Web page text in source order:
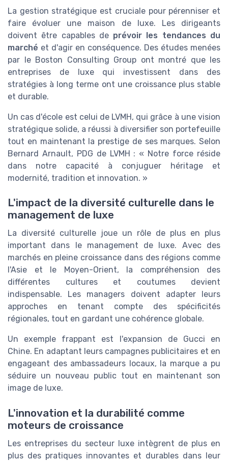
La gestion stratégique est cruciale pour pérenniser et
faire évoluer une maison de luxe. Les dirigeants
doivent être capables de prévoir les tendances du
marché et d'agir en conséquence. Des études menées
par le Boston Consulting Group ont montré que les
entreprises de luxe qui investissent dans des
stratégies à long terme ont une croissance plus stable
et durable.
Un cas d'école est celui de LVMH, qui grâce à une vision
stratégique solide, a réussi à diversifier son portefeuille
tout en maintenant la prestige de ses marques. Selon
Bernard Arnault, PDG de LVMH : « Notre force réside
dans notre capacité à conjuguer héritage et
modernité, tradition et innovation. »
L'impact de la diversité culturelle dans le
management de luxe
La diversité culturelle joue un rôle de plus en plus
important dans le management de luxe. Avec des
marchés en pleine croissance dans des régions comme
l'Asie et le Moyen-Orient, la compréhension des
différentes cultures et coutumes devient
indispensable. Les managers doivent adapter leurs
approches en tenant compte des spécificités
régionales, tout en gardant une cohérence globale.
Un exemple frappant est l'expansion de Gucci en
Chine. En adaptant leurs campagnes publicitaires et en
engageant des ambassadeurs locaux, la marque a pu
séduire un nouveau public tout en maintenant son
image de luxe.
L'innovation et la durabilité comme
moteurs de croissance
Les entreprises du secteur luxe intègrent de plus en
plus des pratiques innovantes et durables dans leur